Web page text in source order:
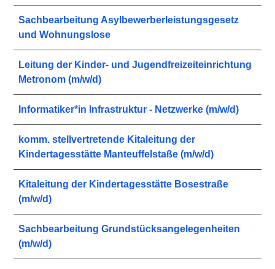
Sachbearbeitung Asylbewerberleistungsgesetz
und Wohnungslose
Leitung der Kinder- und Jugendfreizeiteinrichtung
Metronom (m/w/d)
Informatiker*in Infrastruktur - Netzwerke (m/w/d)
komm. stellvertretende Kitaleitung der
Kindertagesstätte Manteuffelstaße (m/w/d)
Kitaleitung der Kindertagesstätte Bosestraße
(m/w/d)
Sachbearbeitung Grundstücksangelegenheiten
(m/w/d)